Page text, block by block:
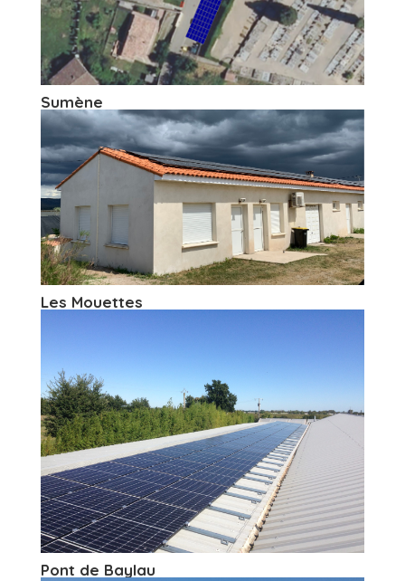
Sumène
Les Mouettes
Pont de Baylau